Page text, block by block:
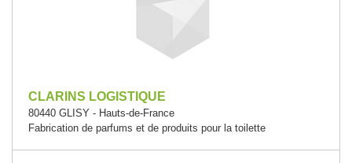
CLARINS LOGISTIQUE
80440 GLISY - Hauts-de-France
Fabrication de parfums et de produits pour la toilette